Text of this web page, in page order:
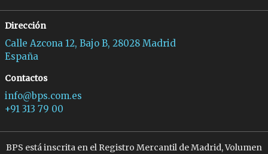
Dirección
Calle Azcona 12, Bajo B, 28028 Madrid
España
Contactos
info@bps.com.es
+91 313 79 00
BPS está inscrita en el Registro Mercantil de Madrid, Volumen